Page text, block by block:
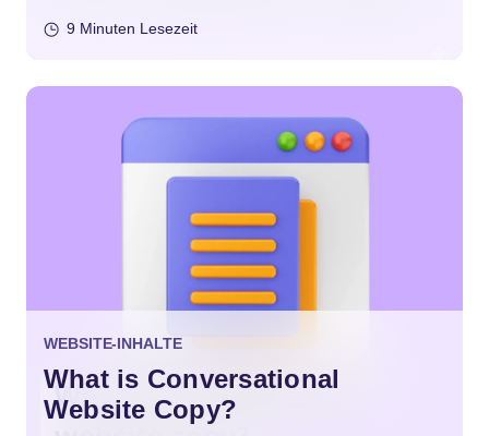
9 Minuten Lesezeit
WEBSITE-INHALTE
What is Conversational
Website Copy?